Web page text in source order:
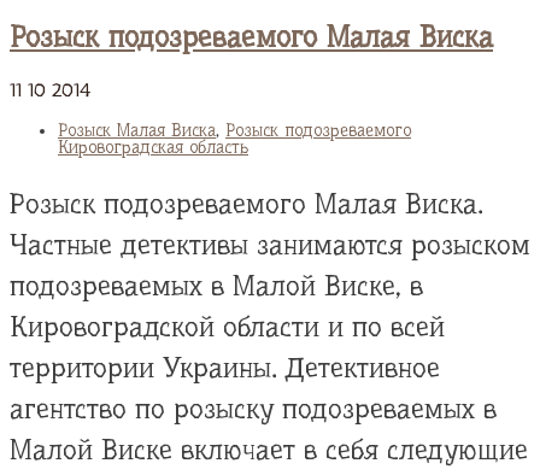
Розыск подозреваемого Малая Виска
11 10 2014
Розыск Малая Виска, Розыск подозреваемого
Кировоградская область
Розыск подозреваемого Малая Виска.
Частные детективы занимаются розыском
подозреваемых в Малой Виске, в
Кировоградской области и по всей
территории Украины. Детективное
агентство по розыску подозреваемых в
Малой Виске включает в себя следующие